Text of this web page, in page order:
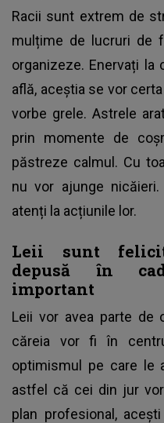
Racii sunt extrem de
mulțime de lucruri de
organizeze. Enervați
află, aceștia se vor
vorbe grele. Astrele
prin momente de
păstreze calmul. Cu
nu vor ajunge
atenți la acțiunile lor.
Leii sunt
depusă în
important
Leii vor avea parte de
căreia vor fi în
optimismul pe care le
astfel că cei din jur
plan profesional,